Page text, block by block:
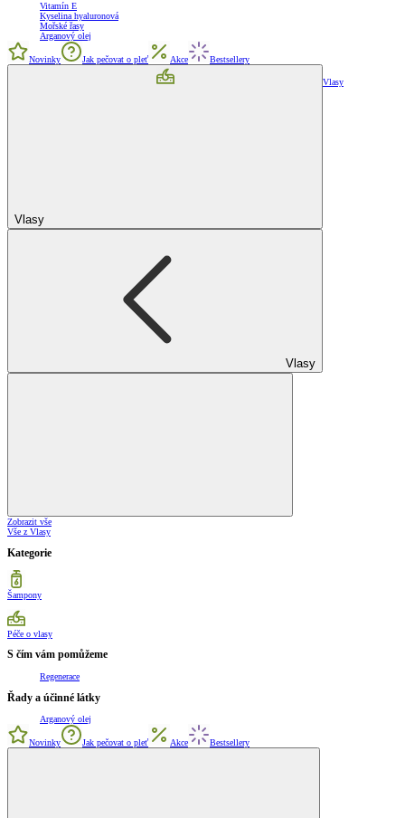
Vitamín E
Kyselina hyaluronová
Mořské řasy
Arganový olej
Novinky Jak pečovat o pleť Akce Bestsellery
Vlasy
Vlasy
Vlasy
Zobrazit vše
Vše z Vlasy
Kategorie
Šampony
Péče o vlasy
S čím vám pomůžeme
Regenerace
Řady a účinné látky
Arganový olej
Novinky Jak pečovat o pleť Akce Bestsellery